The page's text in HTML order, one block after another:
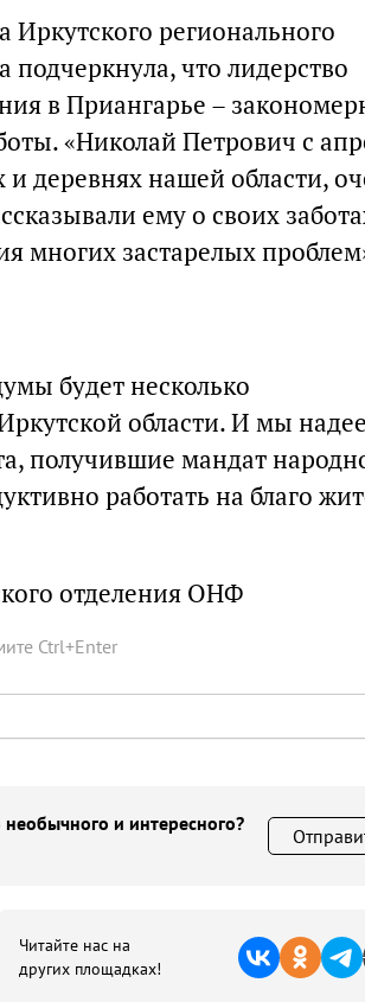
Иркутского регионального
что лидерство
в Приангарье –
«Николай Петрович с
деревнях нашей области,
ему о своих
многих застарелых
будет несколько
области. И мы
получившие мандат
работать на благо
отделения ОНФ
Ctrl+Enter
и интересного?
Читайте нас на
других площадках!